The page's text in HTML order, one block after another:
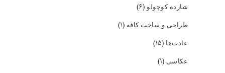
شازده کوچولو(۶)
طراحی و ساخت کافه (۱)
عادت‌ها (۱۵)
عکاسی (۱)